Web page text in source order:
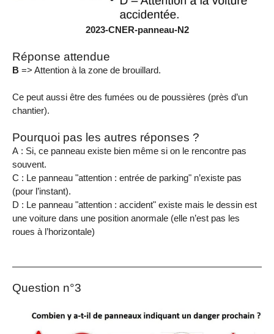
2023-CNER-panneau-N2
Réponse attendue
B => Attention à la zone de brouillard.
Ce peut aussi être des fumées ou de poussières (près d’un
chantier).
Pourquoi pas les autres réponses ?
A : Si, ce panneau existe bien même si on le rencontre pas
souvent.
C : Le panneau "attention : entrée de parking" n’existe pas
(pour l’instant).
D : Le panneau "attention : accident" existe mais le dessin est
une voiture dans une position anormale (elle n’est pas les
roues à l’horizontale)
Question n°3